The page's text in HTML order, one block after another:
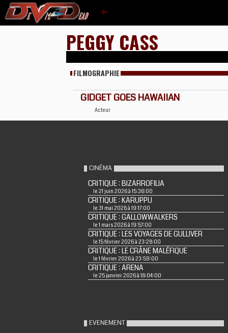
PEGGY CASS
FILMOGRAPHIE
GIDGET GOES HAWAIIAN
Acteur
CINÉMA
CRITIQUE : BIZARROFILIA
le 21 juin 2026 à 15:36:00
CRITIQUE : KARUPPU
le 31 mai 2026 à 19:17:00
CRITIQUE : GALLOWWALKERS
le 1 mars 2026 à 19:57:00
CRITIQUE : LES VOYAGES DE GULLIVER
le 15 février 2026 à 23:28:00
CRITIQUE : LE CRÂNE MALÉFIQUE
le 1 février 2026 à 23:59:00
CRITIQUE : ARENA
le 25 janvier 2026 à 18:04:00
EVENEMENT